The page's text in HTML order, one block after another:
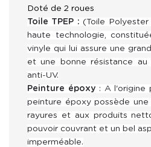
Doté de 2 roues
Toile TPEP : (Toile
haute technologie,
vinyle qui lui assure une
et une bonne résistance au
anti-UV.
Peinture époxy: A l'origine
peinture époxy possède
rayures et aux produits
pouvoir couvrant et un bel
imperméable.